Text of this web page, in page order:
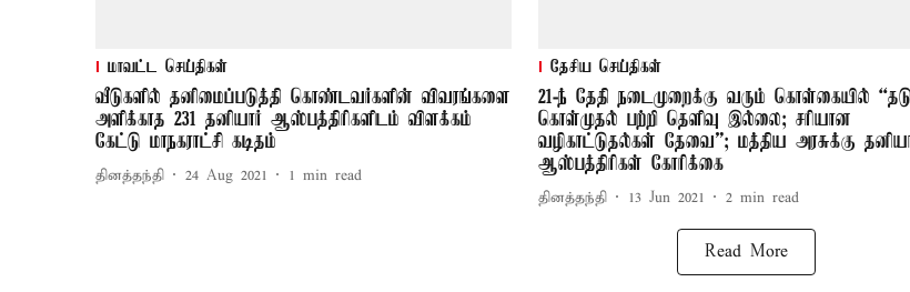
மாவட்ட செய்திகள்
வீடுகளில் தனிமைப்படுத்தி கொண்டவர்களின் விவரங்களை
அளிக்காத 231 தனியார் ஆஸ்பத்திரிகளிடம் விளக்கம்
கேட்டு மாநகராட்சி கடிதம்
தினத்தந்தி 24 Aug 2021 1 min read
தேசிய செய்திகள்
21-ந் தேதி நடைமுறைக்கு வரும் கொள்கையில்
கொள்முதல் பற்றி தெளிவு இல்லை; சரியான
வழிகாட்டுதல்கள் தேவை”; மத்திய அரசுக்கு
ஆஸ்பத்திரிகள் கோரிக்கை
தினத்தந்தி 13 Jun 2021 2 min read
Read More